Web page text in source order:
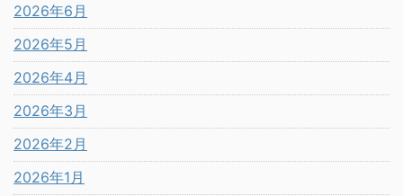
2026年6月
2026年5月
2026年4月
2026年3月
2026年2月
2026年1月